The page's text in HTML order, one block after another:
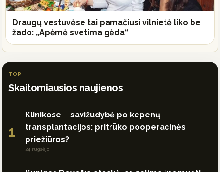
Draugų vestuvėse tai pamačiusi vilnietė liko be
žado: „Apėmė svetima gėda“
TOP
Skaitomiausios naujienos
1
Klinikose – savižudybė po kepenų
transplantacijos: pritrūko pooperacinės
priežiūros?
24 rugsėjo